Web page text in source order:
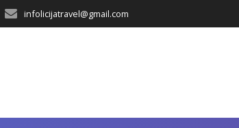
infolicijatravel@gmail.com